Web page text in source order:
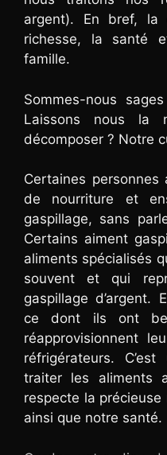
argent). En bref, la
richesse, la santé
famille.
Sommes-nous
Laissons nous la
décomposer ? Notre
Certaines
de nourriture et
gaspillage, sans
Certains aiment
aliments spécialisés
souvent et qui
gaspillage d’argent.
ce dont ils ont
réapprovisionnent
réfrigérateurs.
traiter les aliments
respecte la précieuse
ainsi que notre santé.